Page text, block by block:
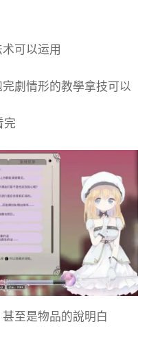
可以运用
劇情形的教學拿技可以
完
至是物品的說明白